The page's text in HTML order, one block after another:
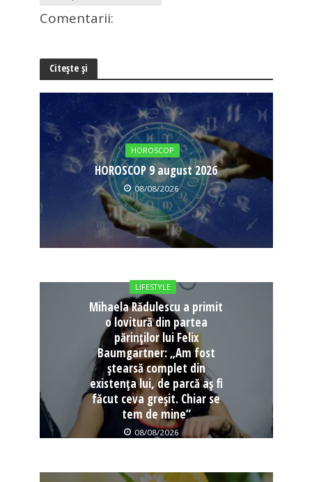
Comentarii:
Citește și
HOROSCOP
HOROSCOP 9 august 2026
08/08/2026
LIFESTYLE
Mihaela Rădulescu a primit
o lovitură din partea
părinților lui Felix
Baumgartner: „Am fost
ștearsă complet din
existența lui, de parcă aș fi
făcut ceva greșit. Chiar se
tem de mine”
08/08/2026